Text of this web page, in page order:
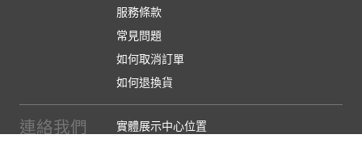
服務條款
常見問題
如何取消訂單
如何退換貨
連絡我們
實體展示中心位置